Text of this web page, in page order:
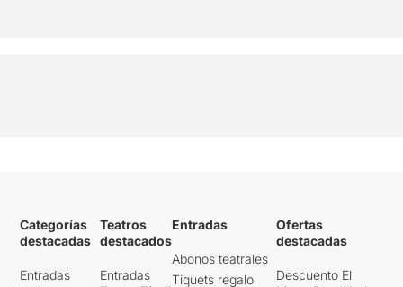
Categorías
destacadas
Entradas
Teatros
destacados
Entradas
Entradas
Abonos teatrales
Tiquets regalo
Ofertas
destacadas
Descuento El